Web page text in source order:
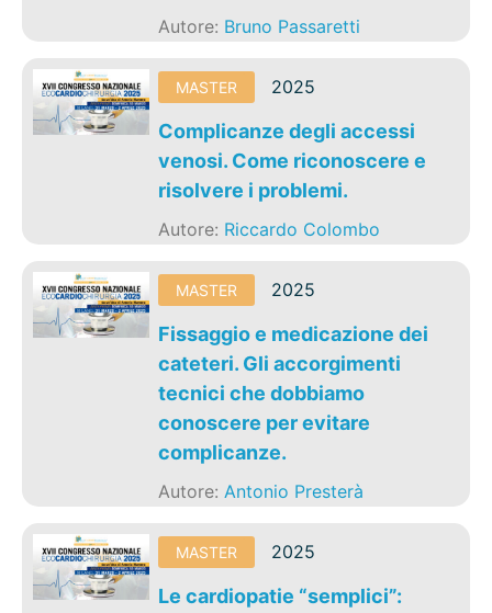
Autore: Bruno Passaretti
MASTER 2025
Complicanze degli accessi
venosi. Come riconoscere e
risolvere i problemi.
Autore: Riccardo Colombo
MASTER 2025
Fissaggio e medicazione dei
cateteri. Gli accorgimenti
tecnici che dobbiamo
conoscere per evitare
complicanze.
Autore:Antonio Presterà
MASTER 2025
Le cardiopatie “semplici”: